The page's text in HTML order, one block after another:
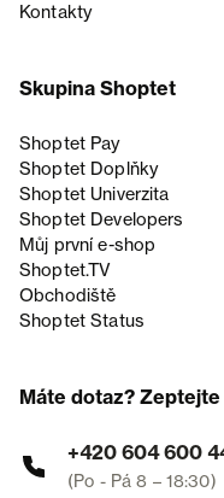
Kontakty
Skupina Shoptet
Shoptet Pay
Shoptet Doplňky
Shoptet Univerzita
Shoptet Developers
Můj první e-shop
Shoptet.TV
Obchodiště
Shoptet Status
Máte dotaz? Zeptejte
+420 604 600
(Po - Pá 8 – 18:30)